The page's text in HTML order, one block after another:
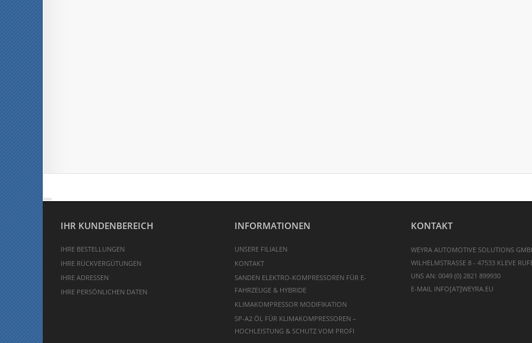
IHR KUNDENBEREICH
IHRE BESTELLUNGEN
IHRE RÜCKVERGÜTUNGEN
IHRE ADRESSEN
IHRE PERSÖNLICHEN DATEN
INFORMATIONEN
UNSERE FILIALEN
KONTAKT
SANDEN ELEKTRO-KOMPRESSOREN FÜR E-
FAHRZEUGE & HYBRIDE
KLIMAKOMPRESSOR MODIFIKATION
SP-A2 ÖL FÜR KLIMAKOMPRESSOREN –
HOCHLEISTUNG & SCHUTZ VOM PROFI
KONTAKT
WEYRA AUTOMOTIVE SOLUTIONS
WILHELMSTRASSE 8 - 47533 KLEVE
UNS AN: 0049 (0) 2821 899930
E-MAIL INFO[AT]WEYRA.EU